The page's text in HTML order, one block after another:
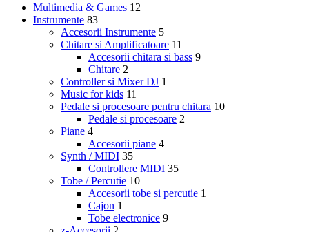
Multimedia & Games 12
Instrumente 83
Accesorii Instrumente 5
Chitare si Amplificatoare 11
Accesorii chitara si bass 9
Chitare 2
Controller si Mixer DJ 1
Music for kids 11
Pedale si procesoare pentru chitara 10
Pedale si procesoare 2
Piane 4
Accesorii piane 4
Synth / MIDI 35
Controllere MIDI 35
Tobe / Percutie 10
Accesorii tobe si percutie 1
Cajon 1
Tobe electronice 9